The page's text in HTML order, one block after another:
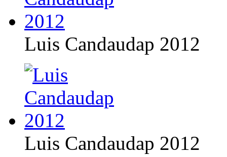
Luis Candaudap 2012
Luis Candaudap 2012